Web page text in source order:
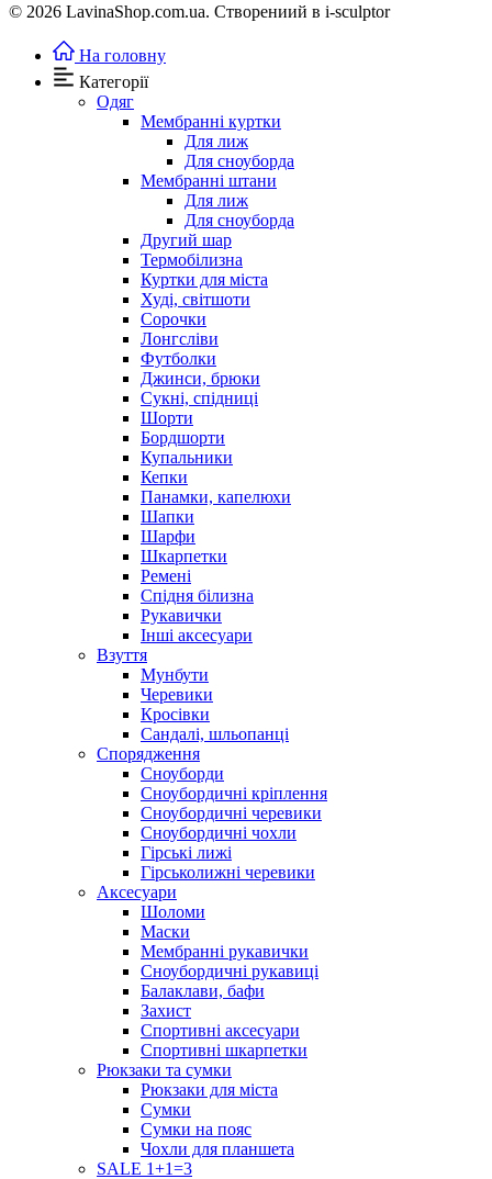
© 2026 LavinaShop.com.ua. Створениий в i-sculptor
На головну
Категорії
Одяг
Мембранні куртки
Для лиж
Для сноуборда
Мембранні штани
Для лиж
Для сноуборда
Другий шар
Термобілизна
Куртки для міста
Худі, світшоти
Сорочки
Лонгсліви
Футболки
Джинси, брюки
Сукні, спідниці
Шорти
Бордшорти
Купальники
Кепки
Панамки, капелюхи
Шапки
Шарфи
Шкарпетки
Ремені
Спідня білизна
Рукавички
Інші аксесуари
Взуття
Мунбути
Черевики
Кросівки
Сандалі, шльопанці
Спорядження
Сноуборди
Сноубордичні кріплення
Сноубордичні черевики
Сноубордичні чохли
Гірські лижі
Гірськолижні черевики
Аксесуари
Шоломи
Маски
Мембранні рукавички
Сноубордичні рукавиці
Балаклави, бафи
Захист
Спортивні аксесуари
Спортивні шкарпетки
Рюкзаки та сумки
Рюкзаки для міста
Сумки
Сумки на пояс
Чохли для планшета
SALE 1+1=3